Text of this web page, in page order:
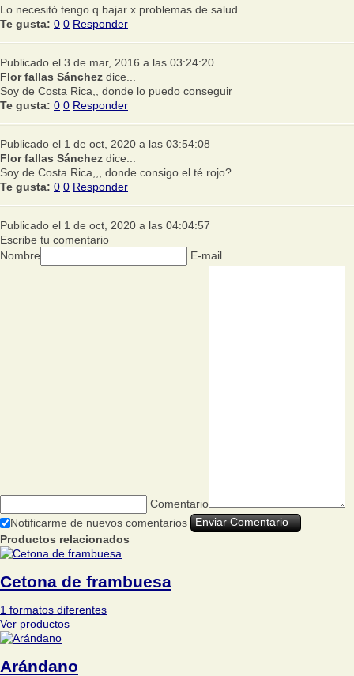
Lo necesitó tengo q bajar x problemas de salud
Te gusta: 0 0 Responder
Publicado el 3 de mar, 2016 a las 03:24:20
Flor fallas Sánchez dice...
Soy de Costa Rica,, donde lo puedo conseguir
Te gusta: 0 0 Responder
Publicado el 1 de oct, 2020 a las 03:54:08
Flor fallas Sánchez dice...
Soy de Costa Rica,,, donde consigo el té rojo?
Te gusta: 0 0 Responder
Publicado el 1 de oct, 2020 a las 04:04:57
Escribe tu comentario
Nombre
E-mail
Comentario
Notificarme de nuevos comentarios
Productos relacionados
Cetona de frambuesa
1 formatos diferentes
Ver productos
Arándano